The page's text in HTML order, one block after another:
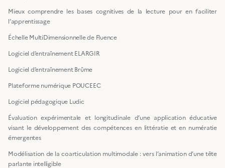
Mieux comprendre les bases cognitives de la lecture pour en faciliter
l’apprentissage
Échelle MultiDimensionnelle de Fluence
Logiciel d’entraînement ELARGIR
Logiciel d’entraînement Brûme
Plateforme numérique POUCEEC
Logiciel pédagogique Ludic
Évaluation expérimentale et longitudinale d’une application éducative
visant le développement des compétences en littératie et en numératie
émergentes
Modélisation de la coarticulation multimodale : vers l’animation d’une tête
parlante intelligible